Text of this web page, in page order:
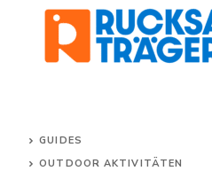
GUIDES
OUTDOOR AKTIVITÄTEN